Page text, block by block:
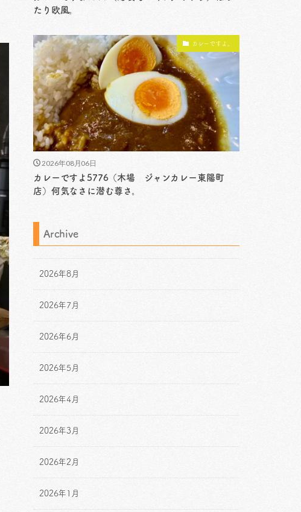
たり欧風。
カレーですよ。
2026年08月06日
カレーですよ5776（木場 ジャンカレー東陽町
店）何気なさに潜む尊さ。
Archive
2026年8月
2026年7月
2026年6月
2026年5月
2026年4月
2026年3月
2026年2月
2026年1月